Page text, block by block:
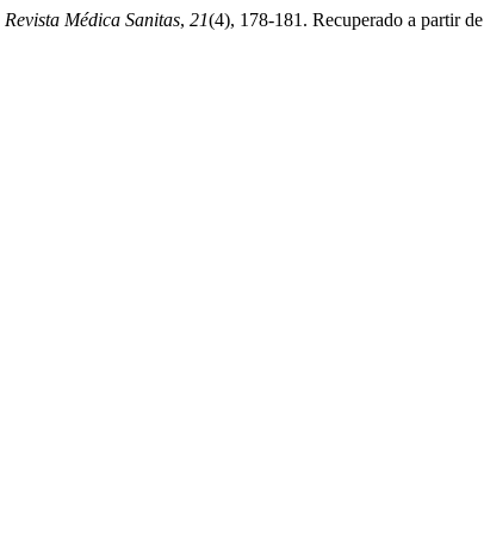
Revista Médica Sanitas, 21(4), 178-181. Recuperado a partir de